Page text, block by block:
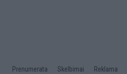
Desktop
Prenumerata Skelbimai Reklama